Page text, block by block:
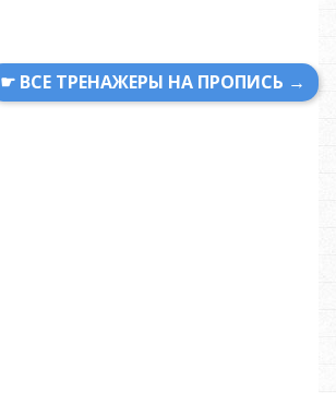
☛ ВСЕ ТРЕНАЖЕРЫ НА ПРОПИСЬ →